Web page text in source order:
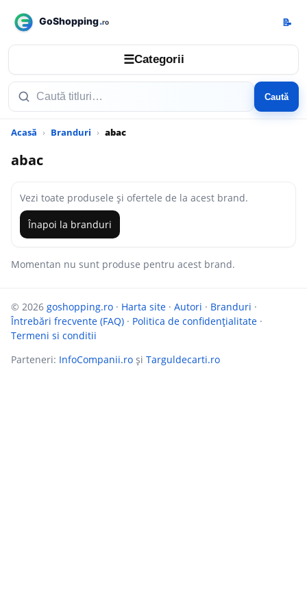
☰Categorii
Caută
📝
Acasă Branduri abac
abac
Vezi toate produsele și ofertele de la acest brand.
Înapoi la branduri
Momentan nu sunt produse pentru acest brand.
© 2026 goshopping.ro · Harta site · Autori · Branduri ·
Întrebări frecvente (FAQ) · Politica de confidențialitate ·
Termeni si conditii
Parteneri: InfoCompanii.ro și Targuldecarti.ro